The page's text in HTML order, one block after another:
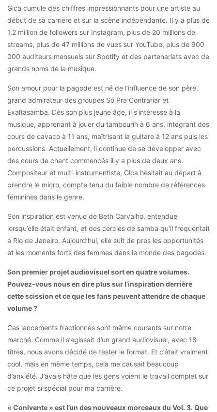
Gica cumule des chiffres impressionnants pour une artiste au
début de sa carrière et sur la scène indépendante. Il y a plus de
1,2 million de followers sur Instagram, plus de 20 millions de
streams, plus de 47 millions de vues sur YouTube, plus de 900
000 auditeurs mensuels sur Spotify et des partenariats avec de
grands noms de la musique.
Son amour pour la pagode est né de l’influence de son père,
grand admirateur des groupes Só Pra Contrariar et
Exaltasamba. Dès son plus jeune âge, il s’intéresse à la
musique, apprenant à jouer du tambourin à 6 ans, intégrant des
cours de cavaco à 11 ans, maîtrisant la guitare à 12 ans puis les
percussions. Actuellement, il continue de se développer avec
des cours de chant commencés il y a plus de deux ans.
Compositeur et multi-instrumentiste, Gica hésitait au départ à
prendre le micro, compte tenu du faible nombre de références
féminines dans le genre.
Son inspiration est venue de Beth Carvalho, entendue
lorsqu’elle était enfant, et des cercles de samba qu’il fréquentait
à Rio de Janeiro. Aujourd’hui, elle suit de près les opportunités
et les moments forts des femmes dans le monde des pagodes.
Son premier projet audiovisuel sort en quatre volumes.
Pouvez-vous nous en dire plus sur l’inspiration derrière
cette scission et ce que les fans peuvent attendre de chaque
volume ?
Ces lancements fractionnés sont même courants sur notre
marché. Comme il s’agissait d’un grand audiovisuel, avec 18
titres, nous avons décidé de tester le format. Et c’était vraiment
cool, mais en même temps, cela me causait beaucoup
d’anxiété. J’avais hâte que les gens voient le travail complet sur
ce projet si spécial pour ma carrière.
« Conivente » est l’un des nouveaux morceaux du Vol. 3. Que